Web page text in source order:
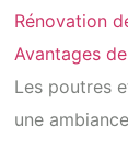
Rénovation
Avantages
Les poutres
une